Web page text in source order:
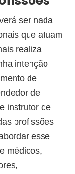
ser nada
que atuam
realiza
intenção
de
de
instrutor de
profissões
esse
médicos,